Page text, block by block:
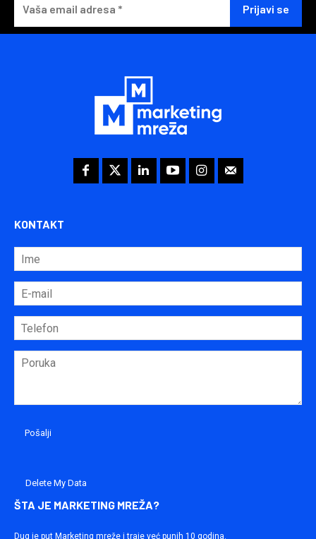
KONTAKT
Delete My Data
ŠTA JE MARKETING MREŽA?
Dug je put Marketing mreže i traje već punih 10 godina.